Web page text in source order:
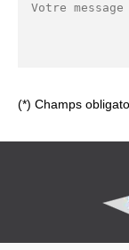
(*) Champs